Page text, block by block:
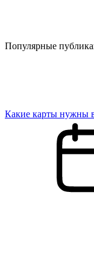
Популярные
Какие карты нужны